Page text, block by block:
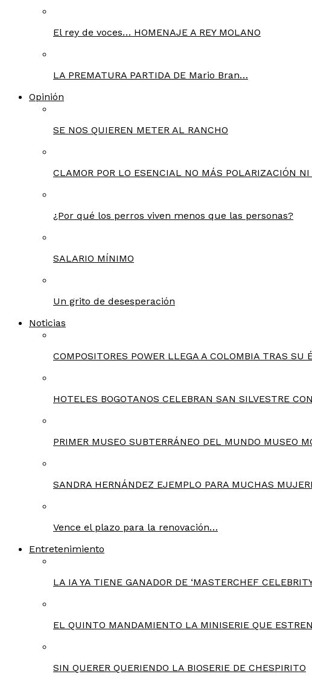
El rey de voces… HOMENAJE A REY MOLANO
LA PREMATURA PARTIDA DE Mario Bran…
Opinión
SE NOS QUIEREN METER AL RANCHO
CLAMOR POR LO ESENCIAL NO MÁS POLARIZACIÓN
¿Por qué los perros viven menos que las personas?
SALARIO MÍNIMO
Un grito de desesperación
Noticias
COMPOSITORES POWER LLEGA A COLOMBIA TRAS SU
HOTELES BOGOTANOS CELEBRAN SAN SILVESTRE
PRIMER MUSEO SUBTERRÁNEO DEL MUNDO MUSEO
SANDRA HERNÁNDEZ EJEMPLO PARA MUCHAS
Vence el plazo para la renovación…
Entretenimiento
LA IA YA TIENE GANADOR DE ‘MASTERCHEF
EL QUINTO MANDAMIENTO LA MINISERIE QUE
SIN QUERER QUERIENDO LA BIOSERIE DE CHESPIRITO